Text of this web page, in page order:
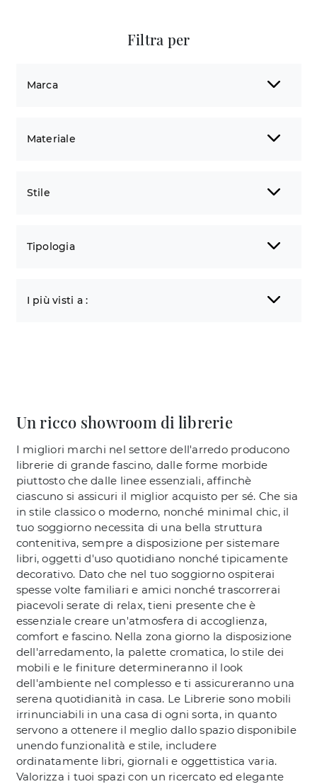
Filtra per
Marca
Materiale
Stile
Tipologia
I più visti a :
Un ricco showroom di librerie
I migliori marchi nel settore dell'arredo producono
librerie di grande fascino, dalle forme morbide
piuttosto che dalle linee essenziali, affinchè
ciascuno si assicuri il miglior acquisto per sé. Che sia
in stile classico o moderno, nonché minimal chic, il
tuo soggiorno necessita di una bella struttura
contenitiva, sempre a disposizione per sistemare
libri, oggetti d'uso quotidiano nonché tipicamente
decorativo. Dato che nel tuo soggiorno ospiterai
spesse volte familiari e amici nonché trascorrerai
piacevoli serate di relax, tieni presente che è
essenziale creare un'atmosfera di accoglienza,
comfort e fascino. Nella zona giorno la disposizione
dell'arredamento, la palette cromatica, lo stile dei
mobili e le finiture determineranno il look
dell'ambiente nel complesso e ti assicureranno una
serena quotidianità in casa. Le Librerie sono mobili
irrinunciabili in una casa di ogni sorta, in quanto
servono a ottenere il meglio dallo spazio disponibile
unendo funzionalità e stile, includere
ordinatamente libri, giornali e oggettistica varia.
Valorizza i tuoi spazi con un ricercato ed elegante